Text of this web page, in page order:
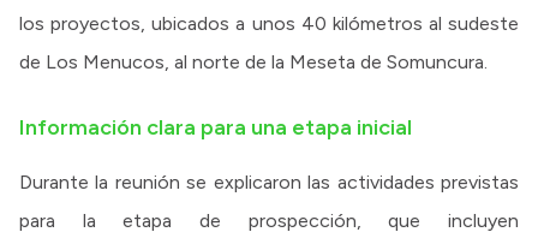
los proyectos, ubicados a unos 40 kilómetros al sudeste
de Los Menucos, al norte de la Meseta de Somuncura.
Información clara para una etapa inicial
Durante la reunión se explicaron las actividades previstas
para la etapa de prospección, que incluyen